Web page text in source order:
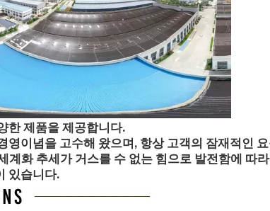
한 제품을 제공합니다.
이념을 고수해 왔으며, 항상 고객의 잠재적인
화 추세가 거스를 수 없는 힘으로 발전함에 따
있습니다.